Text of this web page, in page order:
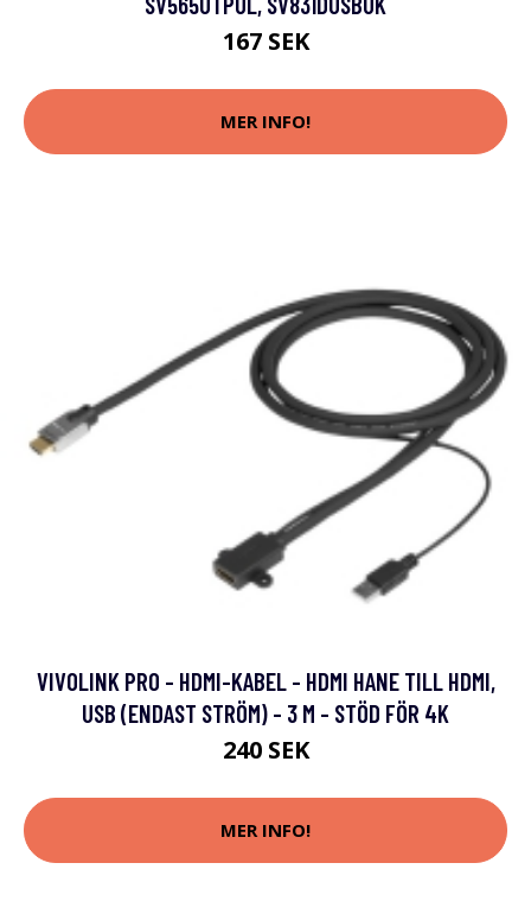
167 SEK
MER INFO!
VIVOLINK PRO - HDMI-KABEL - HDMI HANE TILL HDMI,
USB (ENDAST STRÖM) - 3 M - STÖD FÖR 4K
240 SEK
MER INFO!